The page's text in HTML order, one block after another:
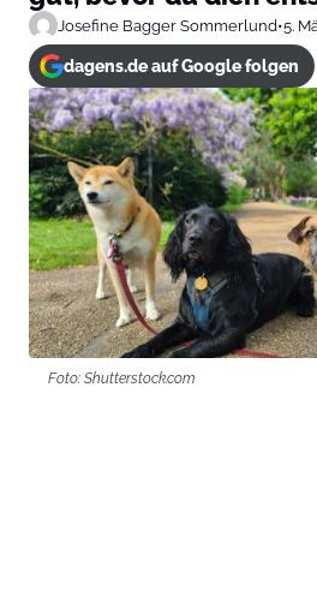
Josefine Bagger Sommerlund•5.
dagens.de auf Google folgen
Foto: Shutterstock.com